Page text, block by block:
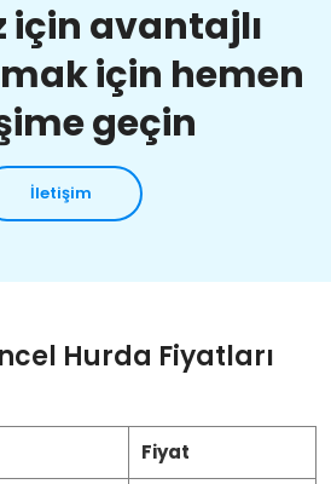
için avantajlı
için hemen
geçin
İletişim
Hurda Fiyatları
Fiyat